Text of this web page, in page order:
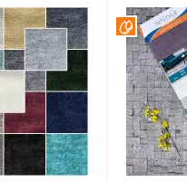
Вотерпруф